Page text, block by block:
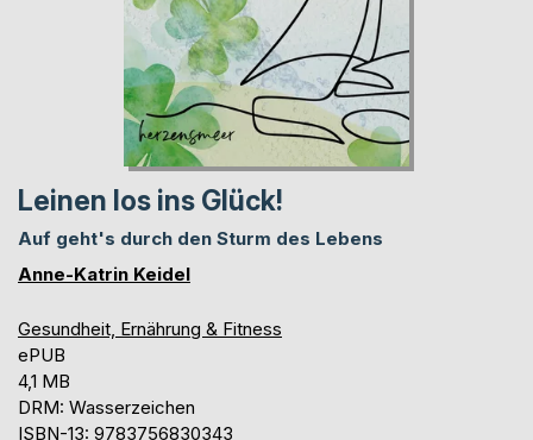
Leinen los ins Glück!
Auf geht's durch den Sturm des Lebens
Anne-Katrin Keidel
Gesundheit, Ernährung & Fitness
ePUB
4,1 MB
DRM: Wasserzeichen
ISBN-13: 9783756830343